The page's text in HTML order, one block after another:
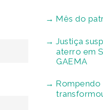
Mês do
Justiça
aterro em
GAEMA
Rompendo